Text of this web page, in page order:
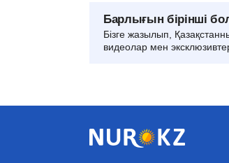
Барлығын бірінші
Бізге жазылып,
видеолар мен